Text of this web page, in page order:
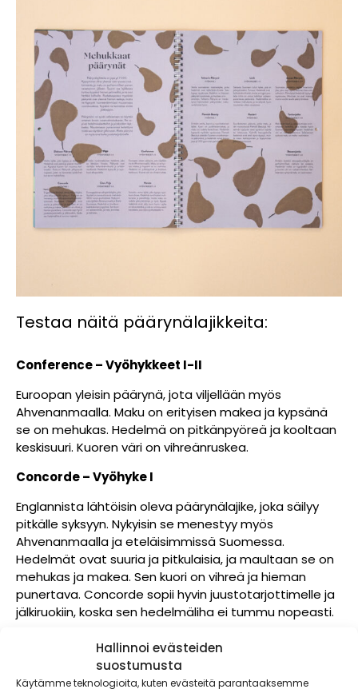
Hallinnoi evästeiden
suostumusta
Käytämme teknologioita, kuten evästeitä parantaaksemme
Testaa näitä päärynälajikkeita:
Conference – Vyöhykkeet I-II
Euroopan yleisin päärynä, jota viljellään myös
Ahvenanmaalla. Maku on erityisen makea ja kypsänä
se on mehukas. Hedelmä on pitkänpyöreä ja kooltaan
keskisuuri. Kuoren väri on vihreänruskea.
Concorde – Vyöhyke I
Englannista lähtöisin oleva päärynälajike, joka säilyy
pitkälle syksyyn. Nykyisin se menestyy myös
Ahvenanmaalla ja eteläisimmissä Suomessa.
Hedelmät ovat suuria ja pitkulaisia, ja maultaan se on
mehukas ja makea. Sen kuori on vihreä ja hieman
punertava. Concorde sopii hyvin juustotarjottimelle ja
jälkiruokiin, koska sen hedelmäliha ei tummu nopeasti.
Tohtorin Päärynä – Vyöhyke I
Vanha suomalainen maatiaislajike, jonka hedelmät
ovat kellertävänvihreitä. Sato kypsyy syyskuussa.